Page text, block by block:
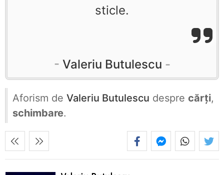
sticle.
Valeriu Butulescu
Aforism de Valeriu Butulescu despre cărți,
schimbare.